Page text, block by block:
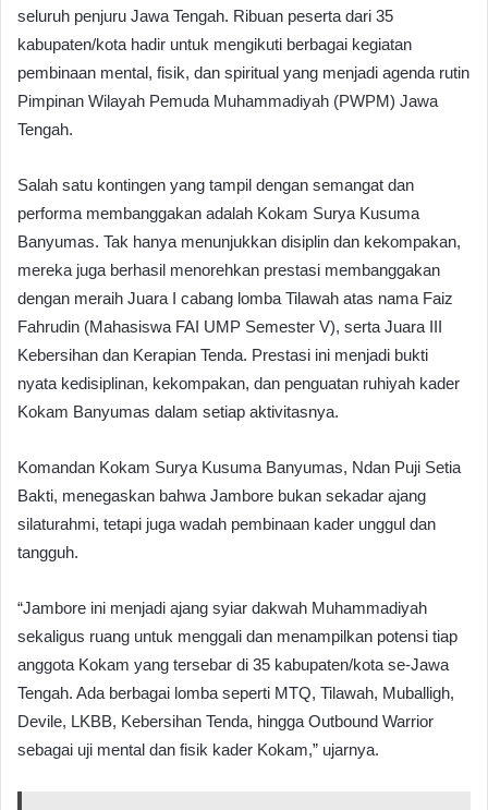
seluruh penjuru Jawa Tengah. Ribuan peserta dari 35
kabupaten/kota hadir untuk mengikuti berbagai kegiatan
pembinaan mental, fisik, dan spiritual yang menjadi agenda rutin
Pimpinan Wilayah Pemuda Muhammadiyah (PWPM) Jawa
Tengah.
Salah satu kontingen yang tampil dengan semangat dan
performa membanggakan adalah Kokam Surya Kusuma
Banyumas. Tak hanya menunjukkan disiplin dan kekompakan,
mereka juga berhasil menorehkan prestasi membanggakan
dengan meraih Juara I cabang lomba Tilawah atas nama Faiz
Fahrudin (Mahasiswa FAI UMP Semester V), serta Juara III
Kebersihan dan Kerapian Tenda. Prestasi ini menjadi bukti
nyata kedisiplinan, kekompakan, dan penguatan ruhiyah kader
Kokam Banyumas dalam setiap aktivitasnya.
Komandan Kokam Surya Kusuma Banyumas, Ndan Puji Setia
Bakti, menegaskan bahwa Jambore bukan sekadar ajang
silaturahmi, tetapi juga wadah pembinaan kader unggul dan
tangguh.
“Jambore ini menjadi ajang syiar dakwah Muhammadiyah
sekaligus ruang untuk menggali dan menampilkan potensi tiap
anggota Kokam yang tersebar di 35 kabupaten/kota se-Jawa
Tengah. Ada berbagai lomba seperti MTQ, Tilawah, Muballigh,
Devile, LKBB, Kebersihan Tenda, hingga Outbound Warrior
sebagai uji mental dan fisik kader Kokam,” ujarnya.